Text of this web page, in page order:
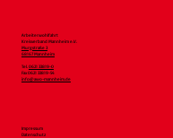
Arbeiterwohlfahrt
Kreisverband Mannheim e.V.
Murgstraße 3
68167 Mannheim
Tel. 0621 33819-0
Fax 0621 33819-54
info@awo-mannheim.de
Impressum
Datenschutz